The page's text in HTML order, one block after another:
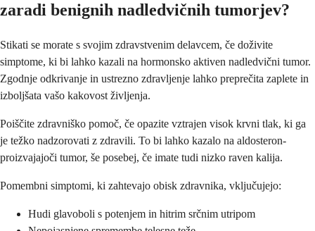
zaradi benignih nadledvičnih tumorjev?
Stikati se morate s svojim zdravstvenim delavcem, če doživite
simptome, ki bi lahko kazali na hormonsko aktiven nadledvični tumor.
Zgodnje odkrivanje in ustrezno zdravljenje lahko preprečita zaplete in
izboljšata vašo kakovost življenja.
Poiščite zdravniško pomoč, če opazite vztrajen visok krvni tlak, ki ga
je težko nadzorovati z zdravili. To bi lahko kazalo na aldosteron-
proizvajajoči tumor, še posebej, če imate tudi nizko raven kalija.
Pomembni simptomi, ki zahtevajo obisk zdravnika, vključujejo:
Hudi glavoboli s potenjem in hitrim srčnim utripom